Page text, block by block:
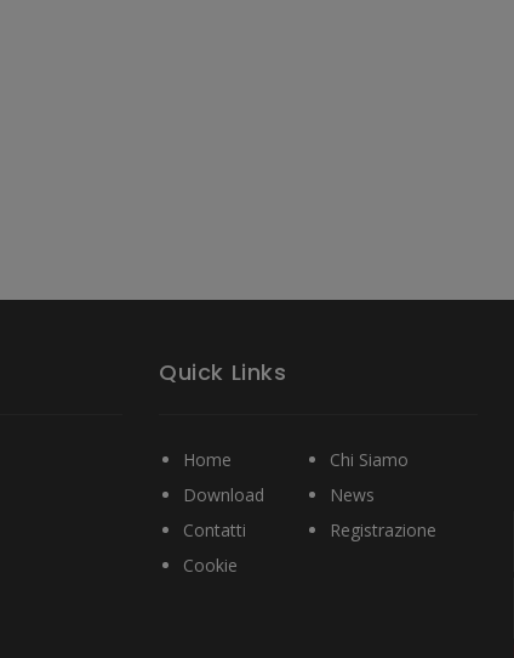
Quick Links
Home
Chi Siamo
Download
News
Contatti
Registrazione
Cookie